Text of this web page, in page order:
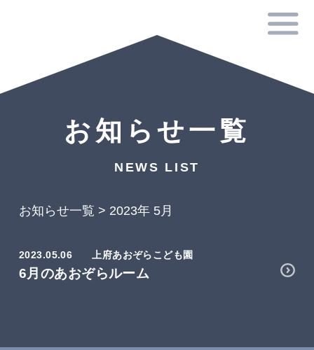
お知らせ一覧
NEWS LIST
お知らせ一覧 > 2023年 5月
2023.05.06 上府あおぞらこども園
6月のあおぞらルーム